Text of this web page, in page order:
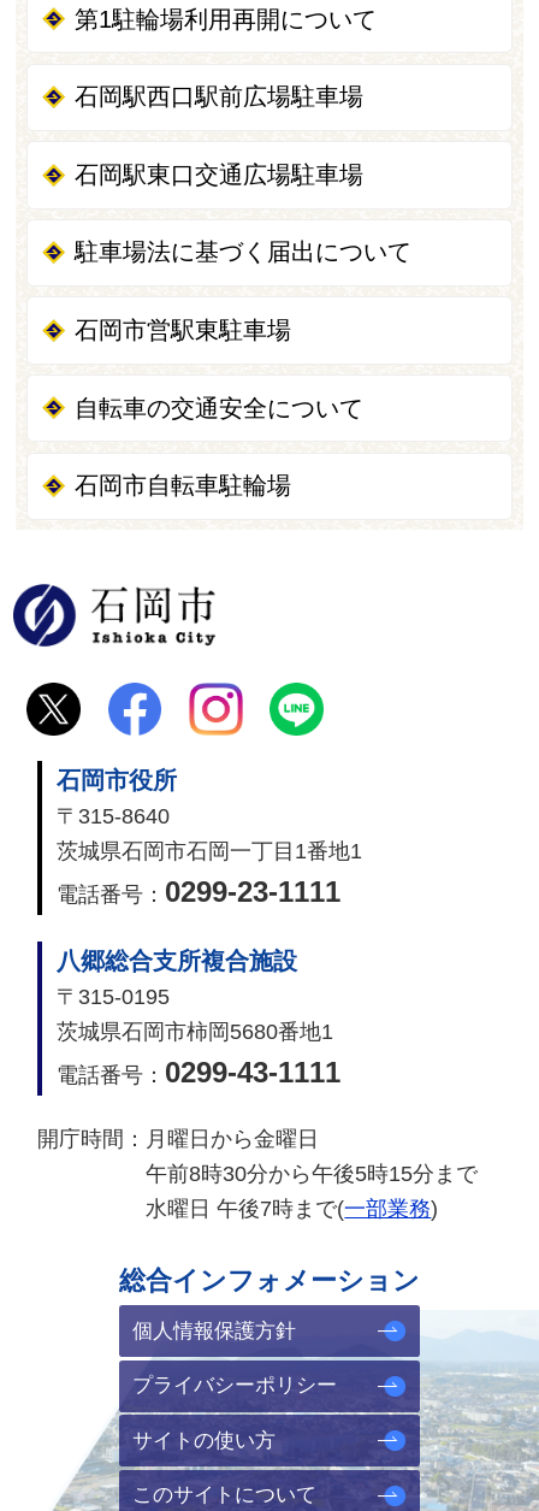
第1駐輪場利用再開について
石岡駅西口駅前広場駐車場
石岡駅東口交通広場駐車場
駐車場法に基づく届出について
石岡市営駅東駐車場
自転車の交通安全について
石岡市自転車駐輪場
石岡市役所
〒315-8640
茨城県石岡市石岡一丁目1番地1
電話番号： 0299-23-1111
八郷総合支所複合施設
〒315-0195
茨城県石岡市柿岡5680番地1
電話番号： 0299-43-1111
開庁時間： 月曜日から金曜日
午前8時30分から午後5時15分まで
水曜日 午後7時まで(一部業務)
総合インフォメーション
個人情報保護方針
プライバシーポリシー
サイトの使い方
このサイトについて